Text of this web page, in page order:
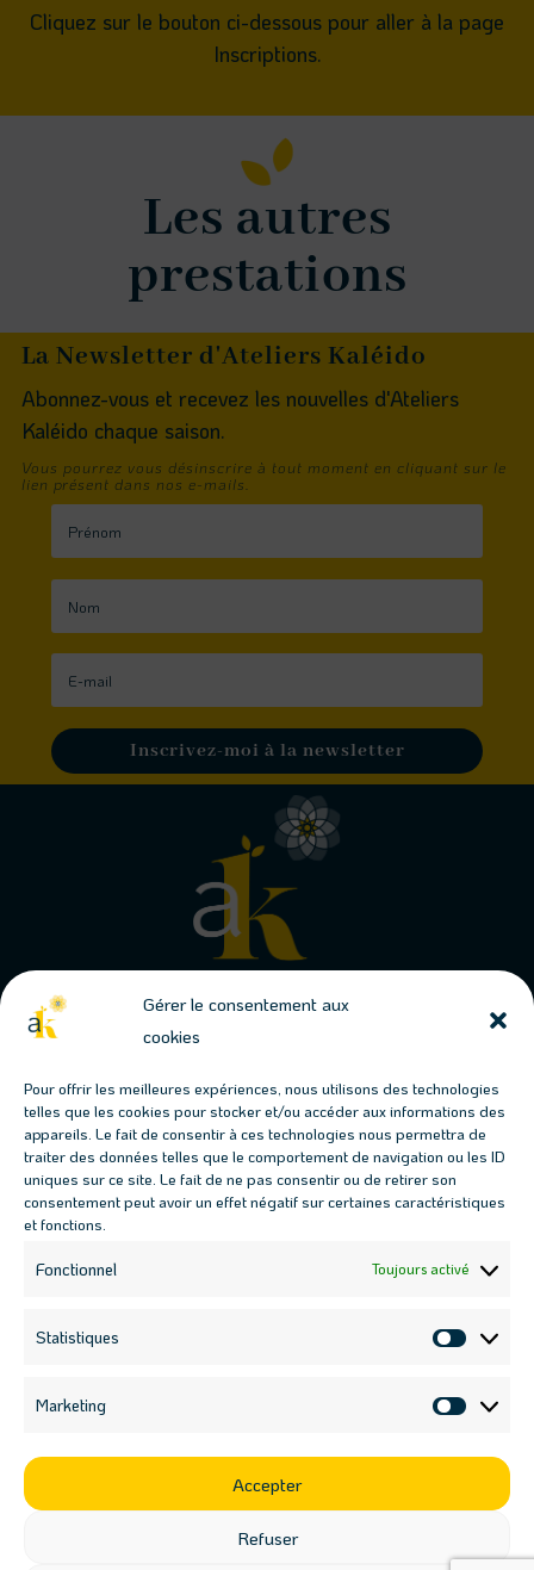
Gérer le consentement aux
cookies
Pour offrir les meilleures expériences, nous utilisons des technologies
telles que les cookies pour stocker et/ou accéder aux informations des
appareils. Le fait de consentir à ces technologies nous permettra de
traiter des données telles que le comportement de navigation ou les ID
uniques sur ce site. Le fait de ne pas consentir ou de retirer son
consentement peut avoir un effet négatif sur certaines caractéristiques
et fonctions.
Fonctionnel Toujours activé
Statistiques
Marketing
Accepter
Refuser
Cliquez sur le bouton ci-dessous pour aller à la page
Inscriptions.
Les autres
prestations
La Newsletter d'Ateliers Kaléido
Abonnez-vous et recevez les nouvelles d'Ateliers
Kaléido chaque saison.
Vous pourrez vous désinscrire à tout moment en cliquant sur le
lien présent dans nos e-mails.
Inscrivez-moi à la newsletter
Conjuguons jardins & permaculture
Les prochains évènements
 Fresque des Jardins-Forêts : 17 juillet, 18h00
 Fresque des Jardins-Forêts : 19 août, 18h00
 Atelier haie multi-fonctions : 12 septembre, 9h30
Atelier boutures : 12 septembre, 14h30
 contact@ateliers-kaleido.fr
Suivez-nous sur les réseaux sociaux
Tous droits réservés 2023 © Ateliers Kaléido | Conditions